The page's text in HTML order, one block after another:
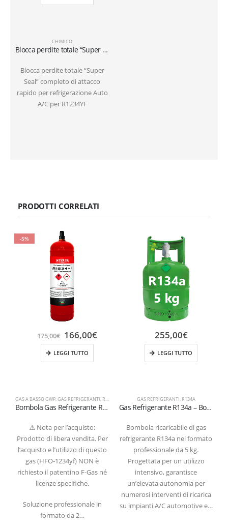
CHIMICO
Blocca perdite totale “Super Seal” completo di attacco rapido per refrigerazione Auto R1234YF
Blocca perdite totale “Super
Seal” completo di attacco
rapido per refrigerazione Auto
A/C per R1234YF
PRODOTTI CORRELATI
-5%
GAS A BASSO GWP GAS REFRIGERANTI R1234YF
Bombola Gas Refrigerante R1234yf da 2 kg – Valvola 1/2″ ACME SX (Certificata T-PED)
⚠️ Nota per l’acquisto:
Prodotto di libera vendita. Per
l’acquisto e l’utilizzo di questo
gas (HFO-1234yf) NON è
richiesto il patentino F-Gas né
licenze specifiche.
Soluzione professionale in
formato da 2…
175,00€ 166,00€
LEGGI TUTTO
GAS REFRIGERANTI R134A
Gas Refrigerante R134a – Bombola Ricaricabile da 5 kg (Certificata T-PED / EN 13322-1)
Bombola ricaricabile di gas
refrigerante R134a nel formato
professionale da 5 kg.
Progettata per un utilizzo
intensivo, garantisce
un’elevata autonomia per
numerosi interventi di ricarica
su impianti A/C automotive e…
255,00€
LEGGI TUTTO